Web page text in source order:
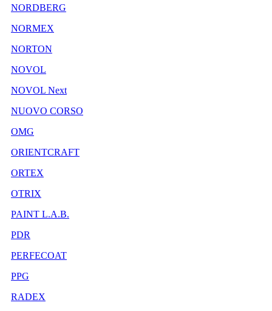
NORDBERG
NORMEX
NORTON
NOVOL
NOVOL Next
NUOVO CORSO
OMG
ORIENTCRAFT
ORTEX
OTRIX
PAINT L.A.B.
PDR
PERFECOAT
PPG
RADEX